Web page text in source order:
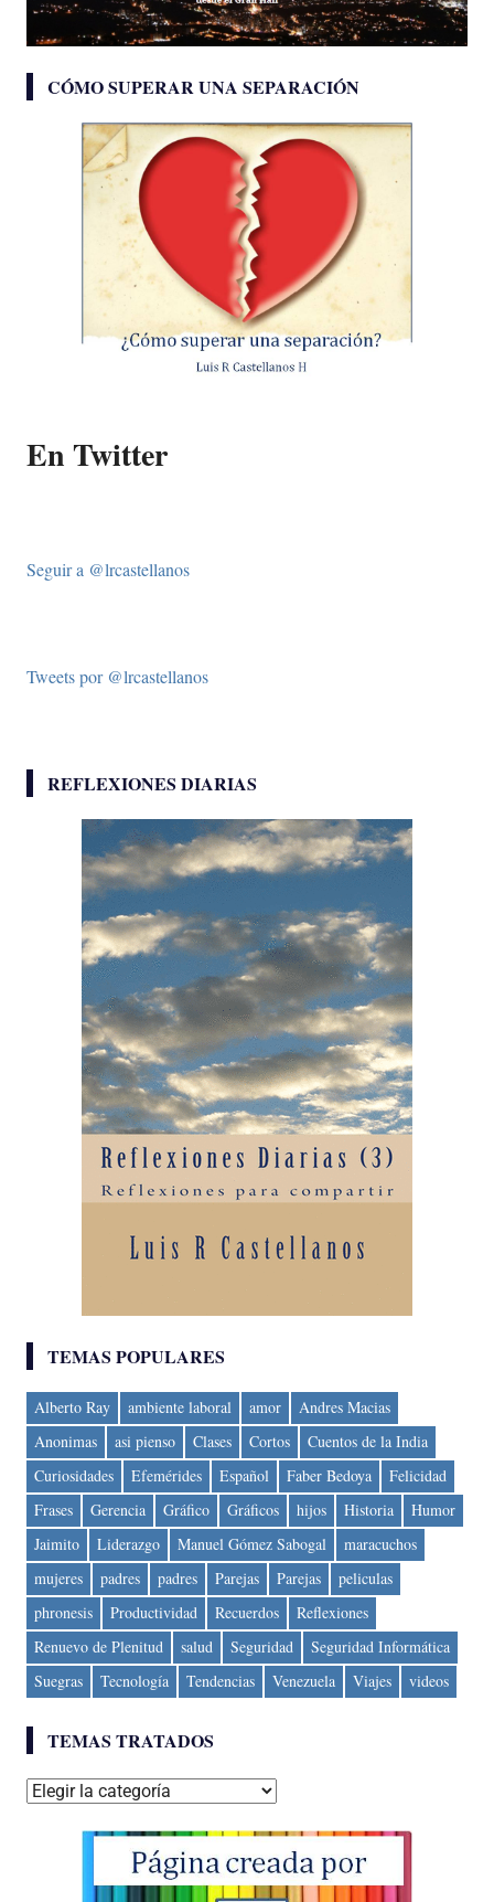
CÓMO SUPERAR UNA SEPARACIÓN
En Twitter
Seguir a @lrcastellanos
Tweets por @lrcastellanos
REFLEXIONES DIARIAS
TEMAS POPULARES
Alberto Ray ambiente laboral amor
Andres Macias
Anonimas
asi pienso Clases Cortos
Cuentos de la India
Curiosidades
Efemérides Español Faber Bedoya
Felicidad
Frases
Gerencia Gráfico Gráficos hijos Historia
Humor
Jaimito
Liderazgo Manuel Gómez Sabogal
maracuchos
mujeres
padres padres Parejas Parejas
peliculas
phronesis
Productividad Recuerdos
Reflexiones
Renuevo de Plenitud
salud Seguridad
Seguridad Informática
Suegras
Tecnología Tendencias Venezuela Viajes videos
TEMAS TRATADOS
Temas